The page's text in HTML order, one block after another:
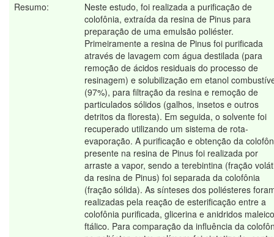
Resumo:
Neste estudo, foi realizada a purificação de
colofônia, extraída da resina de Pinus para
preparação de uma emulsão poliéster.
Primeiramente a resina de Pinus foi purificada
através de lavagem com água destilada (para
remoção de ácidos residuais do processo de
resinagem) e solubilização em etanol
(97%), para filtração da resina e remoção de
particulados sólidos (galhos, insetos e outros
detritos da floresta). Em seguida, o solvente foi
recuperado utilizando um sistema de rota-
evaporação. A purificação e obtenção da
presente na resina de Pinus foi realizada por
arraste a vapor, sendo a terebintina (fração
da resina de Pinus) foi separada da colofônia
(fração sólida). As sínteses dos poliésteres
realizadas pela reação de esterificação entre a
colofônia purificada, glicerina e anidridos
ftálico. Para comparação da influência da